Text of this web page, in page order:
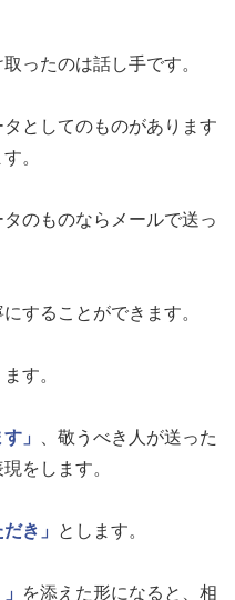
ったのは話し手です。
としてのものがあります
。
のものならメールで送っ
することができます。
す。
」
、敬うべき人が送った
現をします。
き」 とします。
を添えた形になると、相